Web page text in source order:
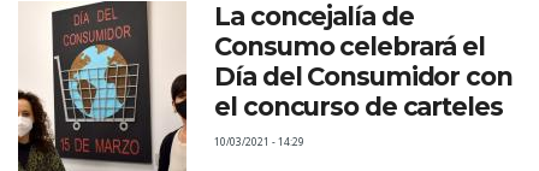
La concejalía de
Consumo celebrará el
Día del Consumidor con
el concurso de carteles
10/03/2021 - 14:29